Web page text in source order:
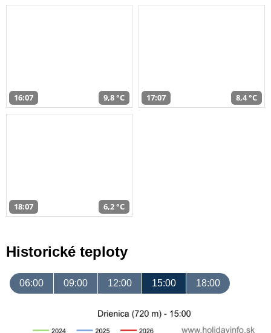
16:07 9,8 °C 17:07 8,4 °C
18:07 6,2 °C
Historické teploty
06:00 09:00 12:00 15:00 18:00